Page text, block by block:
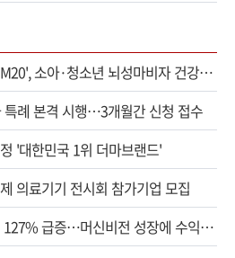
아·청소년 뇌성마비자 건강보험 확대 적용
특례 본격 시행…3개월간 신청 접수
'대한민국 1위 더마브랜드'
의료기기 전시회 참가기업 모집
급증…머신비전 성장에 수익성 개선